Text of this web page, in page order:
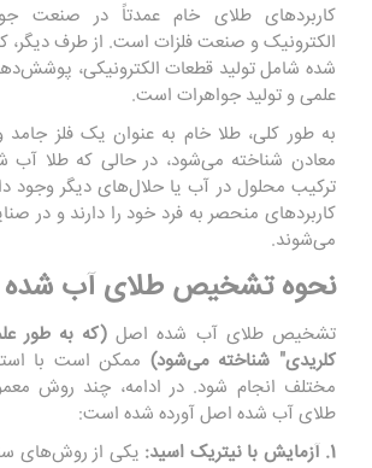
کاربردهای طلای خام عمدتاً در صنعت
الکترونیک و صنعت فلزات است. از طرف دیگر،
شده شامل تولید قطعات الکترونیکی،
علمی و تولید جواهرات است.
به طور کلی، طلا خام به عنوان یک فلز جامد
معادن شناخته می‌شود، در حالی که طلا
ترکیب محلول در آب یا حلال‌های دیگر وجود
کاربردهای منحصر به فرد خود را دارند و در
می‌شوند.
نحوه تشخیص طلای آب
تشخیص طلای آب شده اصل (که به طور
کلریدی" شناخته می‌شود) ممکن است با
مختلف انجام شود. در ادامه، چند روش
طلای آب شده اصل آورده شده است:
1. آزمایش با نیتریک اسید:
یکی از روش‌های